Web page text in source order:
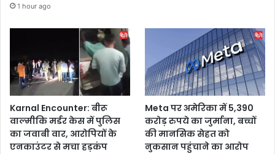
1 hour ago
Karnal Encounter: बीरू
वाल्मीकि मर्डर केस में पुलिस
का जवाबी वार, आरोपियों के
एनकाउंटर से मचा हड़कंप
Meta पर अमेरिका में 5,390
करोड़ रुपये का जुर्माना, बच्चों
की मानसिक सेहत को
नुकसान पहुंचाने का आरोप